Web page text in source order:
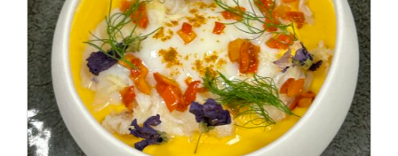
DÉTAILS